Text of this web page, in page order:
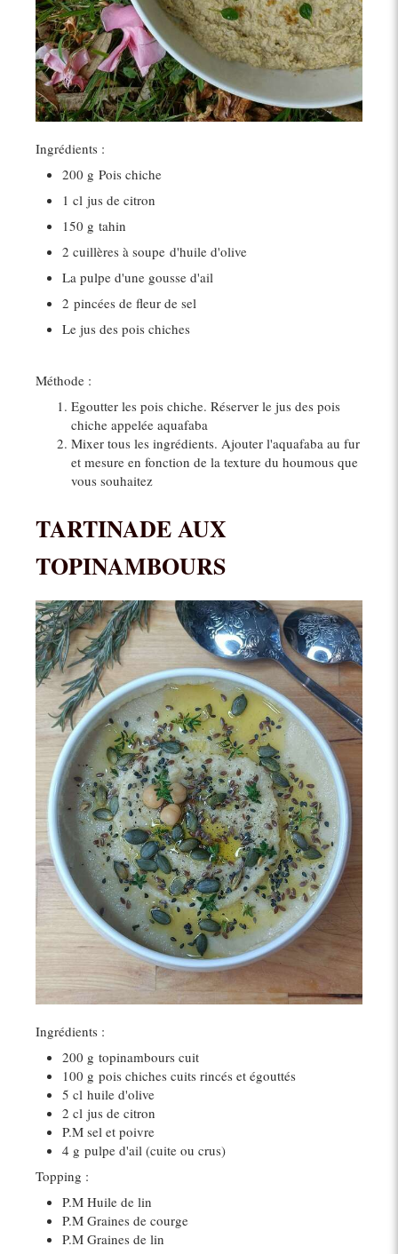
Ingrédients :
200 g Pois chiche
1 cl jus de citron
150 g tahin
2 cuillères à soupe d'huile d'olive
La pulpe d'une gousse d'ail
2 pincées de fleur de sel
Le jus des pois chiches
Méthode :
Egoutter les pois chiche. Réserver le jus des pois
chiche appelée aquafaba
Mixer tous les ingrédients. Ajouter l'aquafaba au fur
et mesure en fonction de la texture du houmous que
vous souhaitez
TARTINADE AUX
TOPINAMBOURS
Ingrédients :
200 g topinambours cuit
100 g pois chiches cuits rincés et égouttés
5 cl huile d'olive
2 cl jus de citron
P.M sel et poivre
4 g pulpe d'ail (cuite ou crus)
Topping :
P.M Huile de lin
P.M Graines de courge
P.M Graines de lin